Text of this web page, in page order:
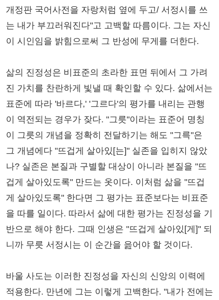
개정판 국어사전을 자랑처럼 옆에 두고/ 서정시를 쓰
는 내가 부끄러워진다"고 고백할 따름이다. 그는 자신
이 시인임을 밝힘으로써 그 반성에 무게를 더한다.
삶의 진정성은 비표준의 초라한 표면 뒤에서 그 가려
진 가치를 찬란하게 빛낼 때 확인할 수 있다. 삶에서는
표준에 따라 '바르다,' '그르다'의 평가를 내리는 관행
이 역전되는 경우가 잦다. "그릇"이라는 표준어 명칭
이 그릇의 개념을 정확히 전달하기는 해도 "그륵"은
그 개념에다 "뜨겁게 살아있[는]" 실존을 입히지 않았
나? 실존은 본질과 구별할 대상이 아니라 본질을 "뜨
겁게 살아있도록" 만드는 옷이다. 이처럼 삶을 "뜨겁
게 살아있도록" 한다면 그 평가는 표준보다는 비표준
을 따를 일이다. 따라서 삶에 대한 평가는 진정성을 기
반으로 해야 한다. 그때 인생은 "뜨겁게 살아있[게]" 되
니까 무릇 서정시는 이 순간을 읊어야 할 것이다.
바울 사도는 이러한 진정성을 자신의 신앙의 이력에
적용한다. 만년에 그는 이렇게 고백한다. "내가 전에는